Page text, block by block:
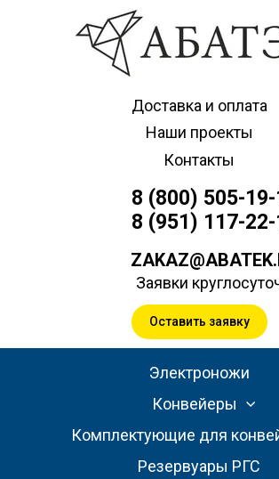
Доставка и оплата
Наши проекты
Контакты
8 (800) 505-
8 (951) 117-
Заявки
Оставить заявку
Электроножи
Конвейеры
Комплектующие для
Резервуары РГС